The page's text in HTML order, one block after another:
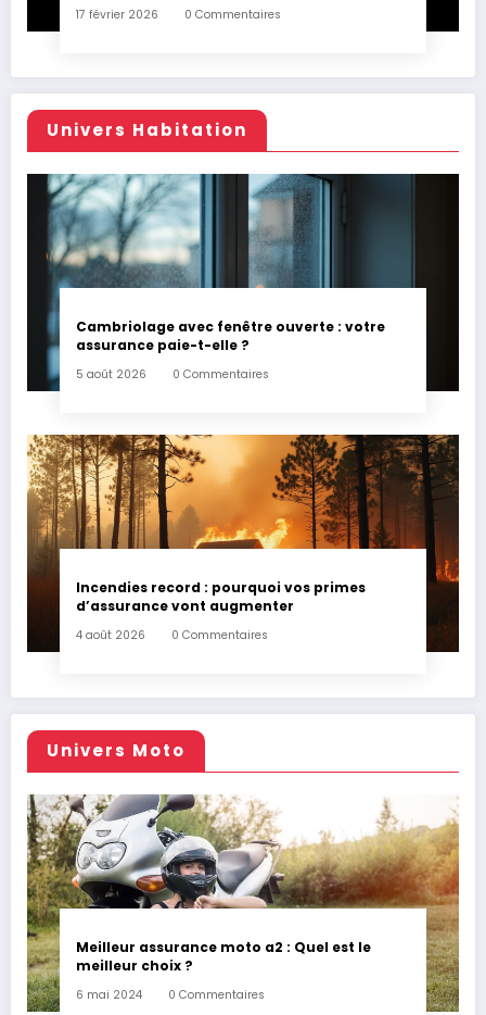
17 février 2026 0 Commentaires
Univers Habitation
Cambriolage avec fenêtre ouverte : votre
assurance paie-t-elle ?
5 août 2026 0 Commentaires
Incendies record : pourquoi vos primes
d’assurance vont augmenter
4 août 2026 0 Commentaires
Univers Moto
Meilleur assurance moto a2 : Quel est le
meilleur choix ?
6 mai 2024 0 Commentaires